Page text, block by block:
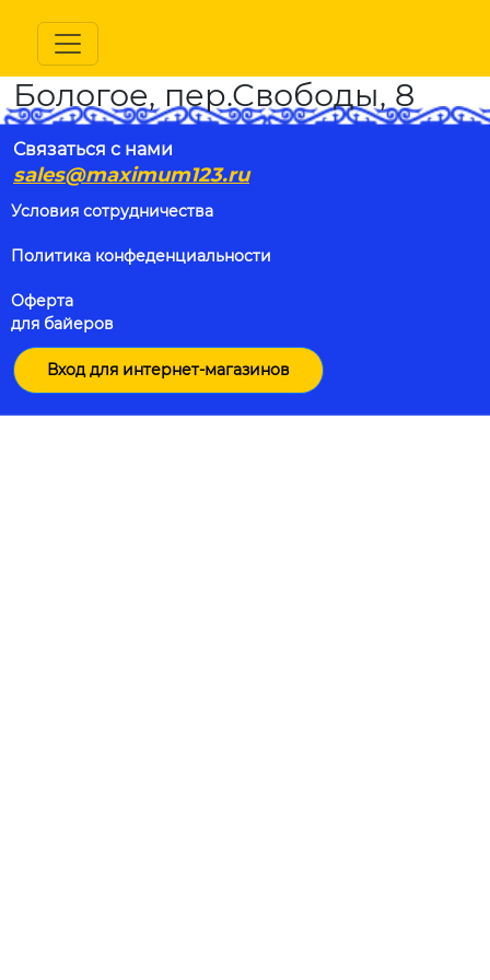
Бологое, пер.Свободы, 8
Связаться с нами
sales@maximum123.ru
Условия сотрудничества
Политика конфеденциальности
Оферта
для байеров
Вход для интернет-магазинов